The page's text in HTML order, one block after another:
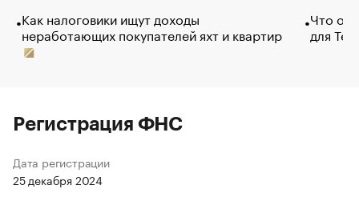
Как налоговики ищут доходы
неработающих покупателей яхт и квартир
Что
для
Регистрация ФНС
Дата регистрации
25 декабря 2024